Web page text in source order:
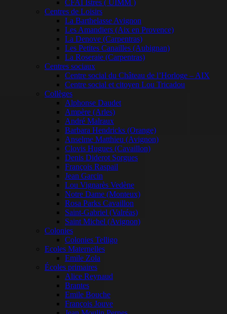
CFAI Istres ( UIMM )
Centres de Loisirs
La Barthelasse Avignon
Les Amandiers (Aix en Provence)
La Denove (Carpentras)
Les Petites Canailles (Aubignan)
La Roseraie (Carpentras)
Centres sociaux
Centre social du Château de l’Horloge – AIX
Centre social et citoyen Lou Tricadou
Collèges
Alphonse Daudet
Ampère (Arles)
André Malraux
Barbara Hendricks (Orange)
Anselme Matthieu (Avignon)
Clovis Hugues (Cavaillon)
Denis Diderot Sorgues
François Raspail
Jean Garcin
Lou Vignarès Vedène
Notre Dame (Monteux)
Rosa Parks Cavaillon
Saint-Gabriel (Valréas)
Saint Michel (Avignon)
Colonies
Colonies Telligo
Ecoles Maternelles
Emile Zola
Écoles primaires
Alice Reynaud
Brantes
Emile Bouche
François Jouve